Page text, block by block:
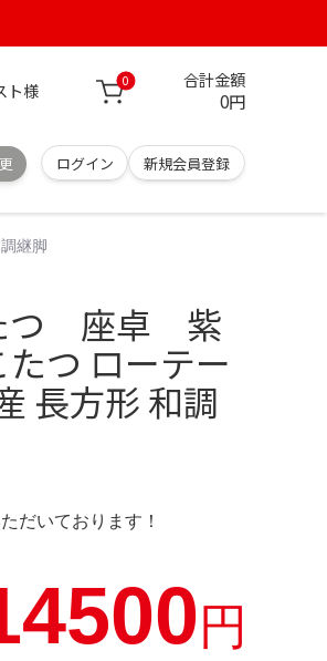
ト様 0 合計金額
0円
ログイン 新規会員登録
継脚
つ 座卓 紫
つ ローテー
長方形 和調
だいております！
円